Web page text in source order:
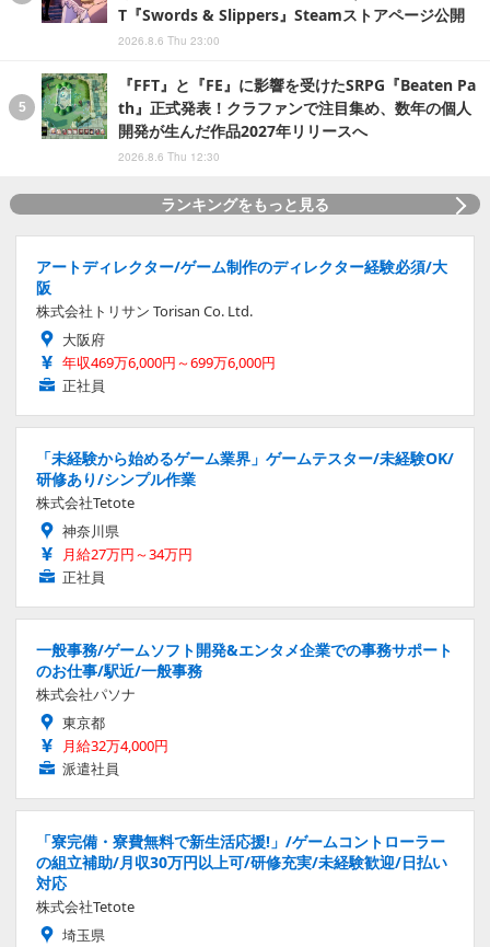
T『Swords & Slippers』Steamストアページ公開
2026.8.6 Thu 23:00
『FFT』と『FE』に影響を受けたSRPG『Beaten Pa
th』正式発表！クラファンで注目集め、数年の個人
開発が生んだ作品2027年リリースへ
2026.8.6 Thu 12:30
ランキングをもっと見る
アートディレクター/ゲーム制作のディレクター経験必須/大
阪
株式会社トリサン Torisan Co. Ltd.
大阪府
年収469万6,000円～699万6,000円
正社員
「未経験から始めるゲーム業界」ゲームテスター/未経験OK/
研修あり/シンプル作業
株式会社Tetote
神奈川県
月給27万円～34万円
正社員
一般事務/ゲームソフト開発&エンタメ企業での事務サポート
のお仕事/駅近/一般事務
株式会社パソナ
東京都
月給32万4,000円
派遣社員
「寮完備・寮費無料で新生活応援!」/ゲームコントローラー
の組立補助/月収30万円以上可/研修充実/未経験歓迎/日払い
対応
株式会社Tetote
埼玉県